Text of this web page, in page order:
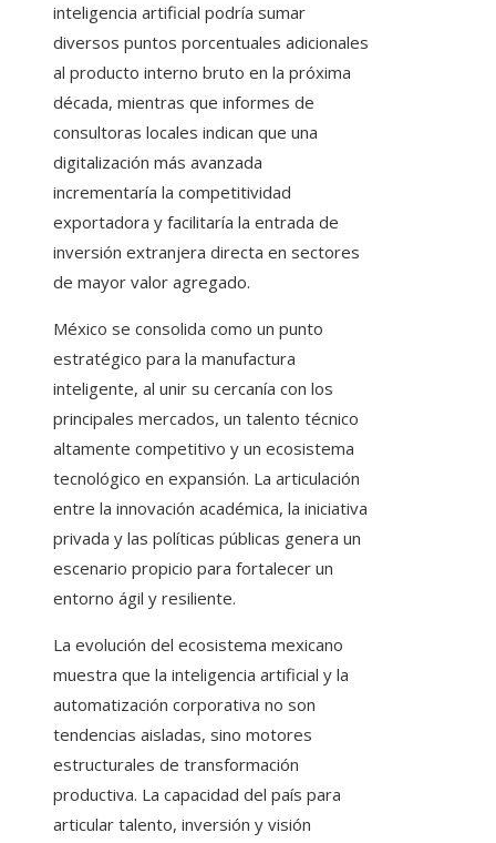
inteligencia artificial podría sumar
diversos puntos porcentuales adicionales
al producto interno bruto en la próxima
década, mientras que informes de
consultoras locales indican que una
digitalización más avanzada
incrementaría la competitividad
exportadora y facilitaría la entrada de
inversión extranjera directa en sectores
de mayor valor agregado.
México se consolida como un punto
estratégico para la manufactura
inteligente, al unir su cercanía con los
principales mercados, un talento técnico
altamente competitivo y un ecosistema
tecnológico en expansión. La articulación
entre la innovación académica, la iniciativa
privada y las políticas públicas genera un
escenario propicio para fortalecer un
entorno ágil y resiliente.
La evolución del ecosistema mexicano
muestra que la inteligencia artificial y la
automatización corporativa no son
tendencias aisladas, sino motores
estructurales de transformación
productiva. La capacidad del país para
articular talento, inversión y visión